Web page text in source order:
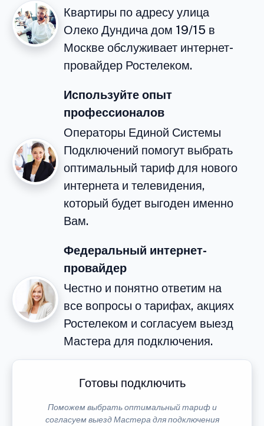
Квартиры по адресу улица
Олеко Дундича дом 19/15 в
Москве обслуживает интернет-
провайдер Ростелеком.
Используйте опыт
профессионалов
Операторы Единой Системы
Подключений помогут выбрать
оптимальный тариф для нового
интернета и телевидения,
который будет выгоден именно
Вам.
Федеральный интернет-
провайдер
Честно и понятно ответим на
все вопросы о тарифах, акциях
Ростелеком и согласуем выезд
Мастера для подключения.
Готовы подключить
Поможем выбрать оптимальный тариф и
согласуем выезд Мастера для подключения